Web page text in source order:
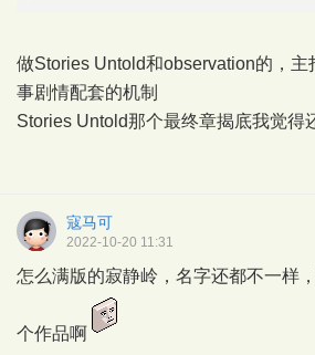
做Stories Untold和observation的，主
事剧情配套的机制
Stories Untold那个最终章揭底我觉得
寇马可
2022-10-20 11:31
怎么满版的寂静岭，名字还都不一样
个作品啊